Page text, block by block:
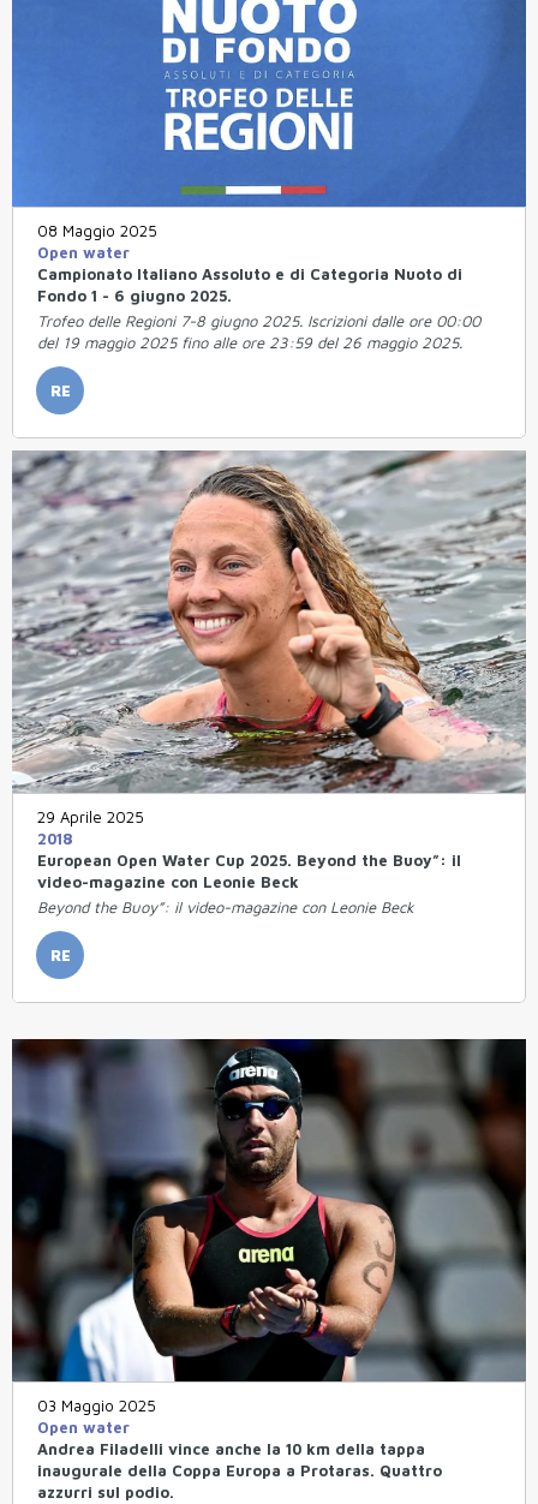
08 Maggio 2025
Open water
Campionato Italiano Assoluto e di Categoria Nuoto di
Fondo 1 - 6 giugno 2025.
Trofeo delle Regioni 7-8 giugno 2025. Iscrizioni dalle ore 00:00
del 19 maggio 2025 fino alle ore 23:59 del 26 maggio 2025.
RE
29 Aprile 2025
2018
European Open Water Cup 2025. Beyond the Buoy”: il
video-magazine con Leonie Beck
Beyond the Buoy”: il video-magazine con Leonie Beck
RE
03 Maggio 2025
Open water
Andrea Filadelli vince anche la 10 km della tappa
inaugurale della Coppa Europa a Protaras. Quattro
azzurri sul podio.